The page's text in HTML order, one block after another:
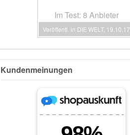
Im Test: 8 Anbieter
Veröffentl. in DIE WELT, 19.10.17
Kundenmeinungen